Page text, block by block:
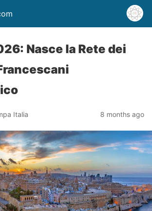
Nasce la Rete dei
Italia 8 months ago